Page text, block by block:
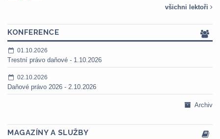
všichni lektoři
KONFERENCE
01.10.2026
Trestní právo daňové - 1.10.2026
02.10.2026
Daňové právo 2026 - 2.10.2026
Archiv
MAGAZÍNY A SLUŽBY